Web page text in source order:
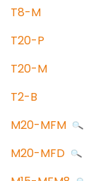
T8-M
T20-P
T20-M
T2-B
M20-MFM
M20-MFD